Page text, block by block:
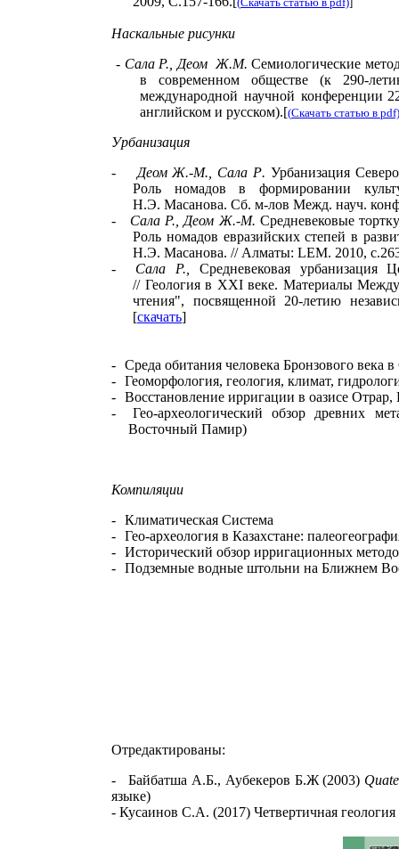
Наскальные рисунки
- Сала Р., Деом Ж.М. Семиологические
в современном обществе (к 290-
международной научной конференции
английском и русском).[(Скачать статью в pdf)
Урбанизация
- Деом Ж.-М., Сала Р. Урбанизация Северо
Роль номадов в формировании
Н.Э. Масанова. Сб. м-лов Межд. науч.
- Сала Р., Деом Ж.-М. Средневековые
Роль номадов евразийских степей в
Н.Э. Масанова. // Алматы: LEM. 2010,
- Сала Р., Cредневековая урбанизацияЦ
// Геология в XXIвеке. Материалы
чтения", посвященной 20-летию
[скачать]
- Среда обитания человека Бронзового века
- Геоморфология, геология, климат,
- Восстановление ирригации в оазисе
-
Гео-археологический обзор древних
Восточный Памир)
Компиляции
- Климатическая Система
- Гео-археология в Казахстане:
- Исторический обзор ирригационных
- Подземные водные штольни на Ближнем
Отредактированы:
-
Байбатша А.Б., Аубекеров Б.Ж(2003)
языке)
- Кусaинов С.A. (2017) Четвертичнaя